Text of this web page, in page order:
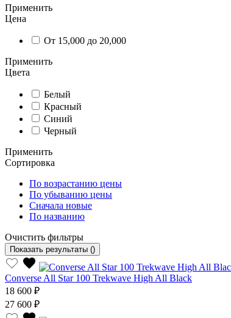
Применить
Цена
От 15,000 до 20,000
Применить
Цвета
Белый
Красный
Синий
Черный
Применить
Сортировка
По возрастанию цены
По убыванию цены
Сначала новые
По названию
Очистить фильтры
Показать результаты ()
Converse All Star 100 Trekwave High All Black
18 600 ₽
27 600 ₽